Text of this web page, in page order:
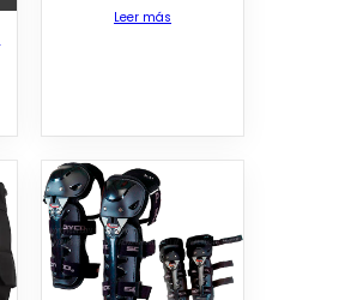
Leer más